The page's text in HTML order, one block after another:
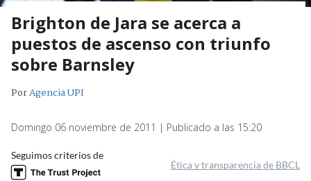
Brighton de Jara se acerca a
puestos de ascenso con triunfo
sobre Barnsley
PorAgencia UPI
Domingo 06 noviembre de 2011 | Publicado a las 15:20
Seguimos criterios de
Ética y transparencia de BBCL